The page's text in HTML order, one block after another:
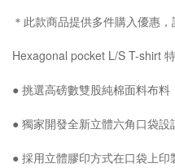
＊此款商品提供多件購入優惠，
Hexagonal pocket L/S T-shirt
● 挑選高磅數雙股純棉面料布料
● 獨家開發全新立體六角口袋設
● 採用立體膠印方式在口袋上印